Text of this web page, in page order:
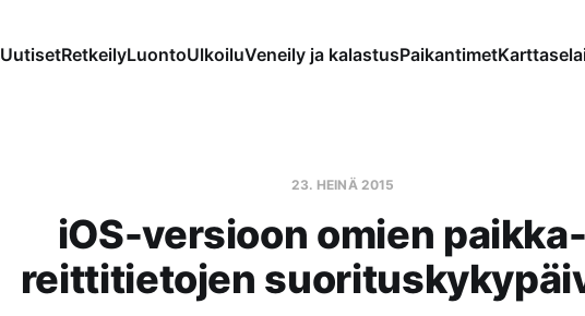
UutisetRetkeilyLuontoUlkoiluVeneily ja kalastusPaikantimet
23. HEINÄ 2015
iOS-versioon omien
reittitietojen